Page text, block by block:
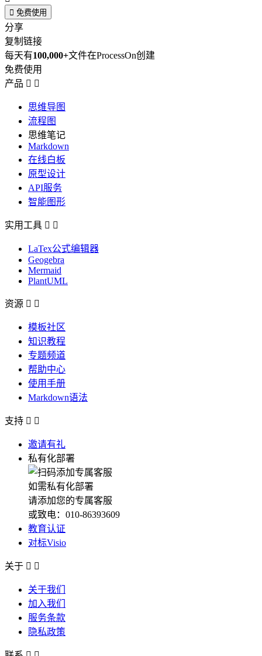
 免费使用
分享
复制链接
每天有100,000+文件在ProcessOn创建
免费使用
产品  
思维导图
流程图
思维笔记
Markdown
在线白板
原型设计
API服务
智能图形
实用工具  
LaTex公式编辑器
Geogebra
Mermaid
PlantUML
资源  
模板社区
知识教程
专题频道
帮助中心
使用手册
Markdown语法
支持  
邀请有礼
私有化部署
如需私有化部署
请添加您的专属客服
或致电：010-86393609
教育认证
对标Visio
关于  
关于我们
加入我们
服务条款
隐私政策